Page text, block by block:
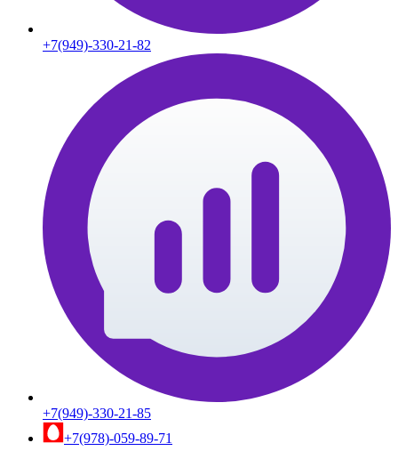
+7(949)-330-21-82
+7(949)-330-21-85
+7(978)-059-89-71